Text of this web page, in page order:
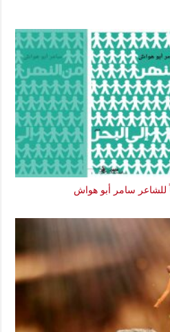
للشاعر سامر أبو هواش